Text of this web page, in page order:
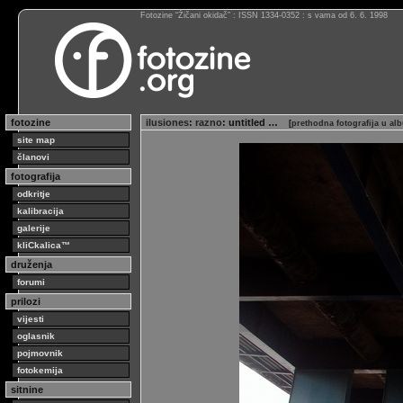
Fotozine “Žičani okidač” : ISSN 1334-0352 : s vama od 6. 6. 1998
fotozine
site map
članovi
fotografija
odkritje
kalibracija
galerije
kliCkalica™
druženja
forumi
prilozi
vijesti
oglasnik
pojmovnik
fotokemija
sitnine
ilusiones: razno: untitled … [prethodna fotografija u